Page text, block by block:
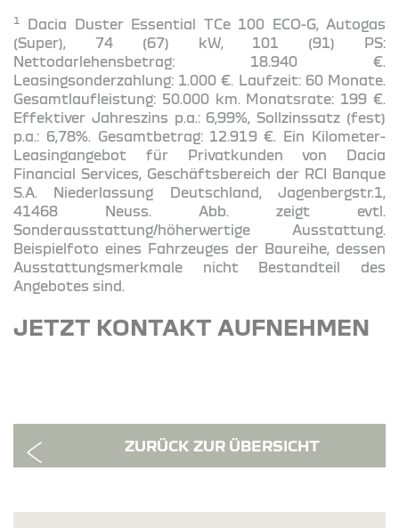
1
Dacia Duster Essential TCe 100 ECO-G, Autogas
(Super), 74 (67) kW, 101 (91) PS:
Nettodarlehensbetrag: 18.940 €.
Leasingsonderzahlung: 1.000 €. Laufzeit: 60 Monate.
Gesamtlaufleistung: 50.000 km. Monatsrate: 199 €.
Effektiver Jahreszins p.a.: 6,99%, Sollzinssatz (fest)
p.a.: 6,78%. Gesamtbetrag: 12.919 €. Ein Kilometer-
Leasingangebot für Privatkunden von Dacia
Financial Services, Geschäftsbereich der RCI Banque
S.A. Niederlassung Deutschland, Jagenbergstr.1,
41468 Neuss. Abb. zeigt evtl.
Sonderausstattung/höherwertige Ausstattung.
Beispielfoto eines Fahrzeuges der Baureihe, dessen
Ausstattungsmerkmale nicht Bestandteil des
Angebotes sind.
JETZT KONTAKT AUFNEHMEN
ZURÜCK ZUR ÜBERSICHT